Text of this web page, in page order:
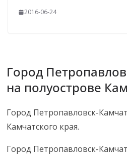
2016-06-24
Город
на полуострове
Город Петропавловск-
Камчатского края.
Город Петропавловск-